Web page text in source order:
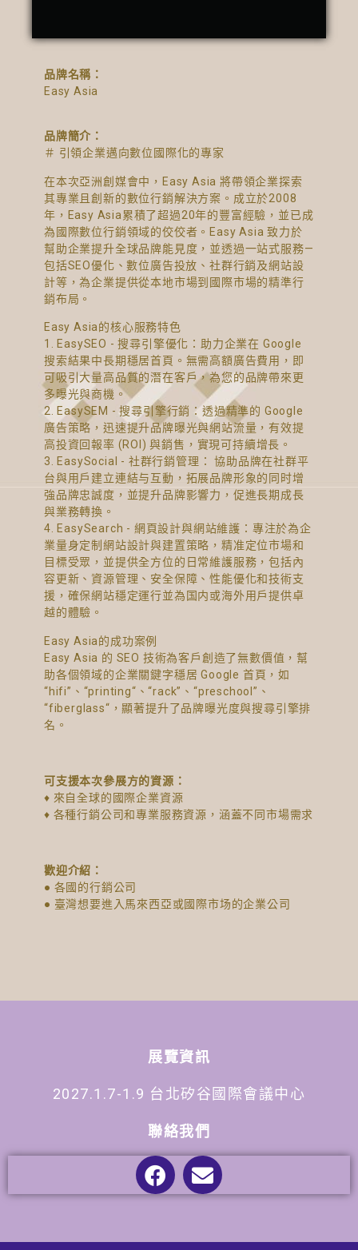
品牌名稱：
Easy Asia
品牌簡介：
＃ 引領企業邁向數位國際化的專家
在本次亞洲創媒會中，Easy Asia 將帶領企業探索
其專業且創新的數位行銷解決方案。成立於2008
年，Easy Asia累積了超過20年的豐富經驗，並已成
為國際數位行銷領域的佼佼者。Easy Asia 致力於
幫助企業提升全球品牌能見度，並透過一站式服務—
包括SEO優化、數位廣告投放、社群行銷及網站設
計等，為企業提供從本地市場到國際市場的精準行
銷布局。
Easy Asia的核心服務特色
1. EasySEO - 搜尋引擎優化：助力企業在 Google
搜索結果中長期穩居首頁。無需高額廣告費用，即
可吸引大量高品質的潛在客戶，為您的品牌帶來更
多曝光與商機。
2. EasySEM - 搜尋引擎行銷：透過精準的 Google
廣告策略，迅速提升品牌曝光與網站流量，有效提
高投資回報率 (ROI) 與銷售，實現可持續增長。
3. EasySocial - 社群行銷管理： 協助品牌在社群平
台與用戶建立連結与互動，拓展品牌形象的同时增
強品牌忠誠度，並提升品牌影響力，促進長期成長
與業務轉換。
4. EasySearch - 網頁設計與網站維護：專注於為企
業量身定制網站設計與建置策略，精准定位市場和
目標受眾，並提供全方位的日常維護服務，包括內
容更新、資源管理、安全保障、性能優化和技術支
援，確保網站穩定運行並為国内或海外用戶提供卓
越的體驗。
Easy Asia的成功案例
Easy Asia 的 SEO 技術為客戶創造了無數價值，幫
助各個領域的企業關鍵字穩居 Google 首頁，如
“hifi”、“printing“、“rack”、“preschool”、
“fiberglass“，顯著提升了品牌曝光度與搜尋引擎排
名。
可支援本次參展方的資源：
♦ 來自全球的國際企業資源
♦ 各種行銷公司和專業服務資源，涵蓋不同市場需求
歡迎介紹：
● 各國的行銷公司
● 臺灣想要進入馬來西亞或國際市场的企業公司
展覽資訊
2027.1.7-1.9 台北矽谷國際會議中心
聯絡我們